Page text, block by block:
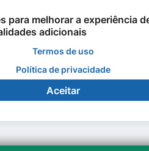
para melhorar a experiência
adicionais
Termos de uso
Política de privacidade
Aceitar